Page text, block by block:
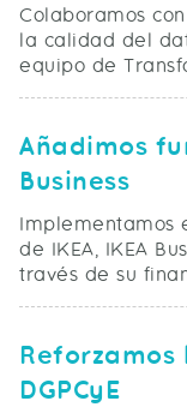
Colaboramos
la calidad del
equipo de
Añadimos
Business
Implementamos
de IKEA, IKEA
través de su
DGPCyE